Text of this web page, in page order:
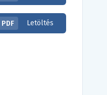
PDF Letöltés